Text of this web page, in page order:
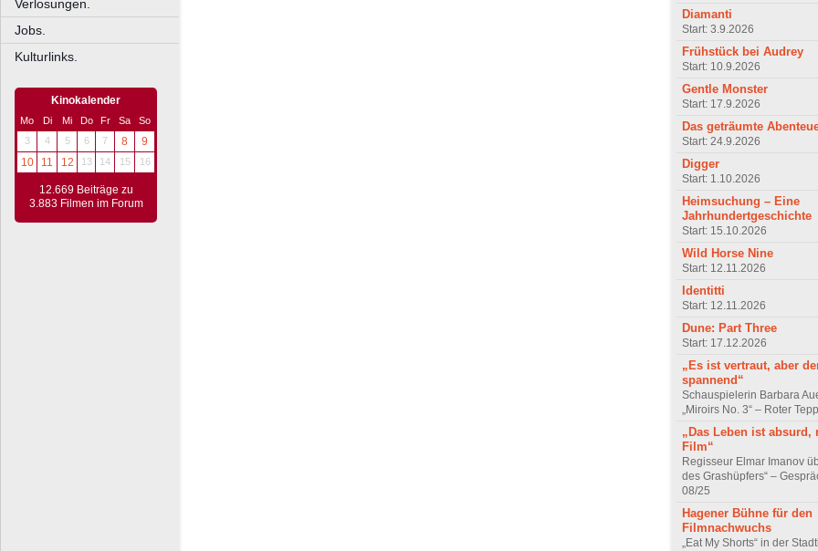
Verlosungen.
Jobs.
Kulturlinks.
Kinokalender
Mo Di Mi Do Fr Sa
So
3
4 5 6 7 8
9
10
11 12 13 14 15 16
12.669 Beiträge zu
3.883 Filmen im Forum
Diamanti
Start: 3.9.2026
Frühstück bei Audrey
Start: 10.9.2026
Gentle Monster
Start: 17.9.2026
Das geträumte
Start: 24.9.2026
Digger
Start: 1.10.2026
Heimsuchung – Eine
Jahrhundertgeschichte
Start: 15.10.2026
Wild Horse Nine
Start: 12.11.2026
Identitti
Start: 12.11.2026
Dune: Part Three
Start: 17.12.2026
„Es ist vertraut, aber
spannend“
Schauspielerin Barbara
„Miroirs No. 3“ – Roter
„Das Leben ist absurd,
Film“
Regisseur Elmar Imanov
des Grashüpfers“ –
08/25
Hagener Bühne für den
Filmnachwuchs
„Eat My Shorts“ in der